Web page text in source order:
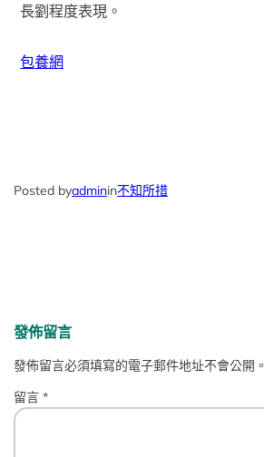
長劉程度表現。
包養網
Posted byadminin不知所措
發佈留言
發佈留言必須填寫的電子郵件地址不會公開。
留言*